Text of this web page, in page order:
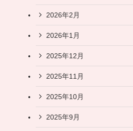
2026年2月
2026年1月
2025年12月
2025年11月
2025年10月
2025年9月